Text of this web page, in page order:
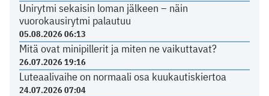
Unirytmi sekaisin loman jälkeen – näin
vuorokausirytmi palautuu
05.08.2026 06:13
Mitä ovat minipillerit ja miten ne vaikuttavat?
26.07.2026 19:16
Luteaalivaihe on normaali osa kuukautiskiertoa
24.07.2026 07:04